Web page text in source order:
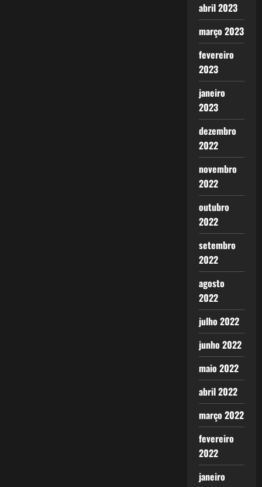
abril 2023
março 2023
fevereiro
2023
janeiro
2023
dezembro
2022
novembro
2022
outubro
2022
setembro
2022
agosto
2022
julho 2022
junho 2022
maio 2022
abril 2022
março 2022
fevereiro
2022
janeiro